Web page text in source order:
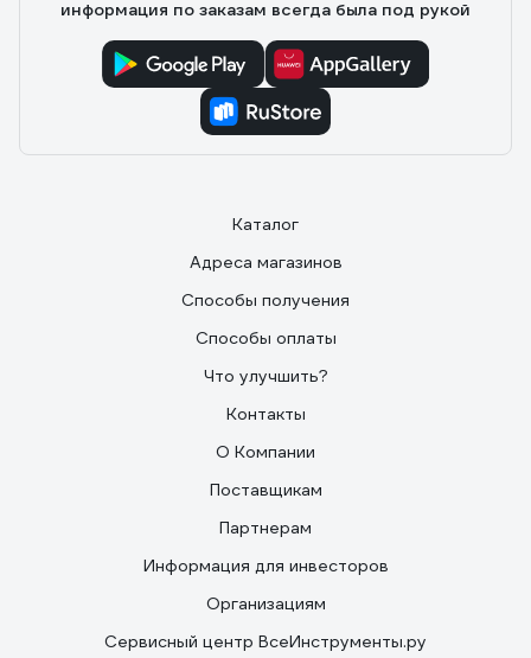
информация по заказам всегда была под рукой
Каталог
Адреса магазинов
Способы получения
Способы оплаты
Что улучшить?
Контакты
О Компании
Поставщикам
Партнерам
Информация для инвесторов
Организациям
Сервисный центр ВсеИнструменты.ру